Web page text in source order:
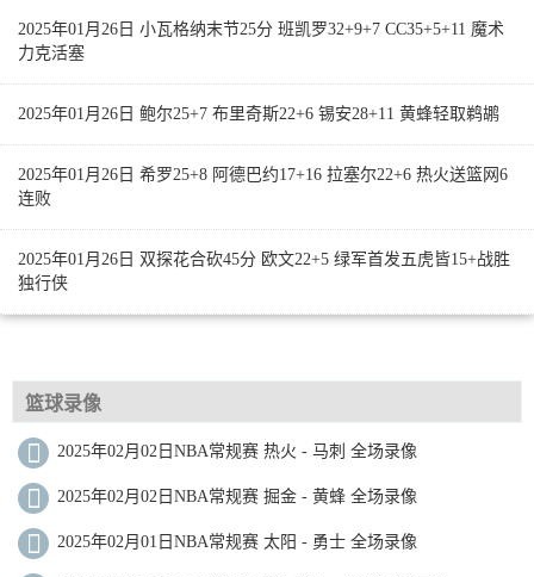
2025年01月26日 小瓦格纳末节25分 班凯罗32+9+7 CC35+5+11 魔术
力克活塞
2025年01月26日 鲍尔25+7 布里奇斯22+6 锡安28+11 黄蜂轻取鹈鹕
2025年01月26日 希罗25+8 阿德巴约17+16 拉塞尔22+6 热火送篮网6
连败
2025年01月26日 双探花合砍45分 欧文22+5 绿军首发五虎皆15+战胜
独行侠
篮球录像
2025年02月02日NBA常规赛 热火 - 马刺 全场录像
2025年02月02日NBA常规赛 掘金 - 黄蜂 全场录像
2025年02月01日NBA常规赛 太阳 - 勇士 全场录像